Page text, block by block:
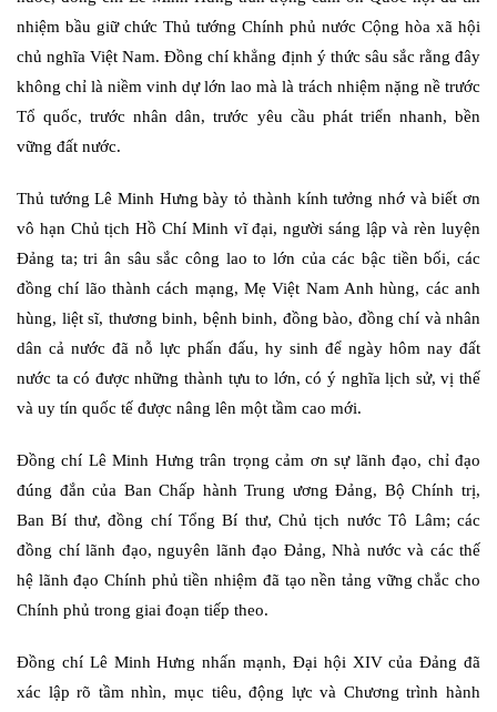
nhiệm bầu giữ chức Thủ tướng Chính phủ nước Cộng hòa xã hội
chủ nghĩa Việt Nam. Đồng chí khẳng định ý thức sâu sắc rằng đây
không chỉ là niềm vinh dự lớn lao mà là trách nhiệm nặng nề trước
Tổ quốc, trước nhân dân, trước yêu cầu phát triển nhanh, bền
vững đất nước.
Thủ tướng Lê Minh Hưng bày tỏ thành kính tưởng nhớ và biết ơn
vô hạn Chủ tịch Hồ Chí Minh vĩ đại, người sáng lập và rèn luyện
Đảng ta; tri ân sâu sắc công lao to lớn của các bậc tiền bối, các
đồng chí lão thành cách mạng, Mẹ Việt Nam Anh hùng, các anh
hùng, liệt sĩ, thương binh, bệnh binh, đồng bào, đồng chí và nhân
dân cả nước đã nỗ lực phấn đấu, hy sinh để ngày hôm nay đất
nước ta có được những thành tựu to lớn, có ý nghĩa lịch sử, vị thế
và uy tín quốc tế được nâng lên một tầm cao mới.
Đồng chí Lê Minh Hưng trân trọng cảm ơn sự lãnh đạo, chỉ đạo
đúng đắn của Ban Chấp hành Trung ương Đảng, Bộ Chính trị,
Ban Bí thư, đồng chí Tổng Bí thư, Chủ tịch nước Tô Lâm; các
đồng chí lãnh đạo, nguyên lãnh đạo Đảng, Nhà nước và các thế
hệ lãnh đạo Chính phủ tiền nhiệm đã tạo nền tảng vững chắc cho
Chính phủ trong giai đoạn tiếp theo.
Đồng chí Lê Minh Hưng nhấn mạnh, Đại hội XIV của Đảng đã
xác lập rõ tầm nhìn, mục tiêu, động lực và Chương trình hành